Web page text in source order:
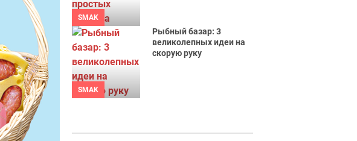
SMAK
SMAK
Рыбный базар: 3
великолепных идеи на
скорую руку